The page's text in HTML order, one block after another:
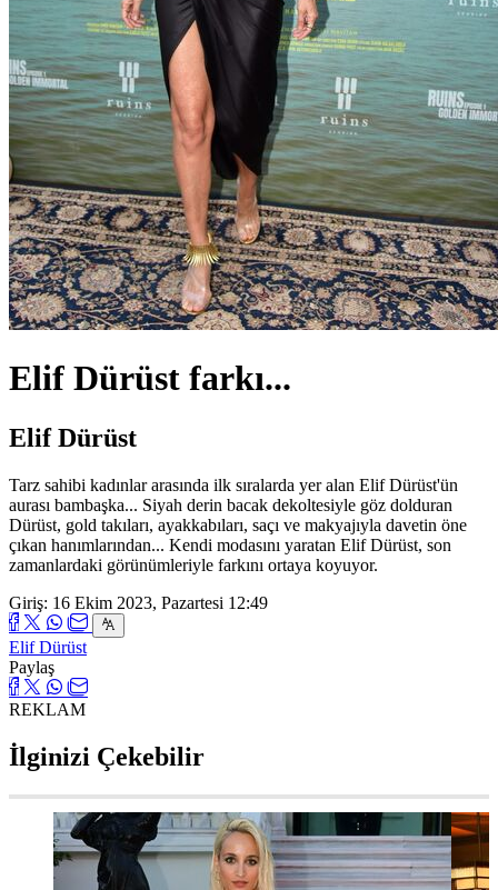
Elif Dürüst farkı...
Elif Dürüst
Tarz sahibi kadınlar arasında ilk sıralarda yer alan Elif Dürüst'ün
aurası bambaşka... Siyah derin bacak dekoltesiyle göz dolduran
Dürüst, gold takıları, ayakkabıları, saçı ve makyajıyla davetin öne
çıkan hanımlarından... Kendi modasını yaratan Elif Dürüst, son
zamanlardaki görünümleriyle farkını ortaya koyuyor.
Giriş: 16 Ekim 2023, Pazartesi 12:49
Elif Dürüst
Paylaş
REKLAM
İlginizi Çekebilir